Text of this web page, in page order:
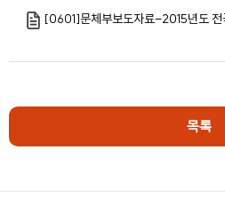
[0601]문체부보도자료-2015년도 전국 도서관운영
목록